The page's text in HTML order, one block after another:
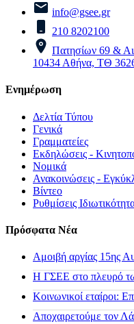
info@gsee.gr
210 8202100
Πατησίων 69 &
10434 Αθήνα, ΤΘ
Ενημέρωση
Δελτία Τύπου
Γενικά
Γραμματείες
Εκδηλώσεις -
Νομικά
Ανακοινώσεις -
Βίντεο
Ρυθμίσεις
Πρόσφατα Νέα
Αμοιβή αργίας 15ης
H ΓΣΕΕ στο πλευρό
Κοινωνικοί εταίροι:
Αποχαιρετούμε τον